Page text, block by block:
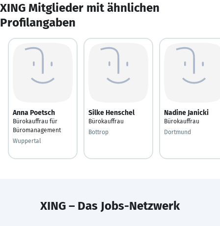
XING Mitglieder mit ähnlichen
Profilangaben
Anna Poetsch
Bürokauffrau für
Büromanagement
Wuppertal
Silke Henschel
Bürokauffrau
Bottrop
Nadine Janicki
Bürokauffrau
Dortmund
XING – Das Jobs-Netzwerk